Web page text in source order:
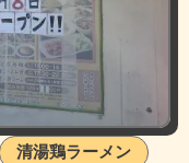
清湯鶏ラーメン